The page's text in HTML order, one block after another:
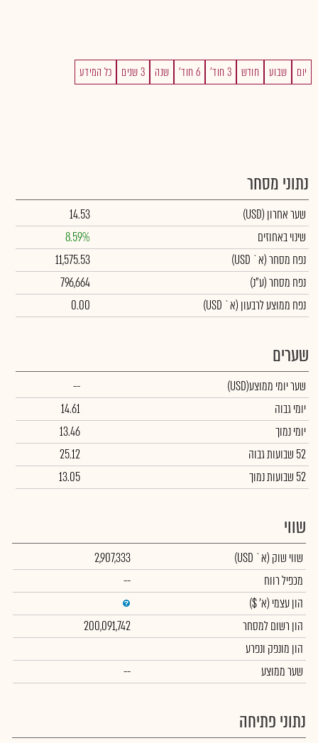
יום שבוע חודש 3 חוד' 6 חוד' שנה 3 שנים כל המידע
נתוני מסחר
שער אחרון (USD)
14.53
שינוי באחוזים
8.59%
נפח מסחר(א` USD)
11,575.53
נפח מסחר(ע"נ)
796,664
נפח ממוצע לרבעון (א` USD)
0.00
שערים
שער יומי ממוצע(USD)
--
יומי גבוה
14.61
יומי נמוך
13.46
52 שבועות גבוה
25.12
52 שבועות נמוך
13.05
שווי
שווי שוק (א` USD)
2,907,333
מכפיל רווח
--
הון עצמי (א' $)
הון רשום למסחר
200,091,742
הון מונפק ונפרע
שער ממוצע
--
נתוני פתיחה